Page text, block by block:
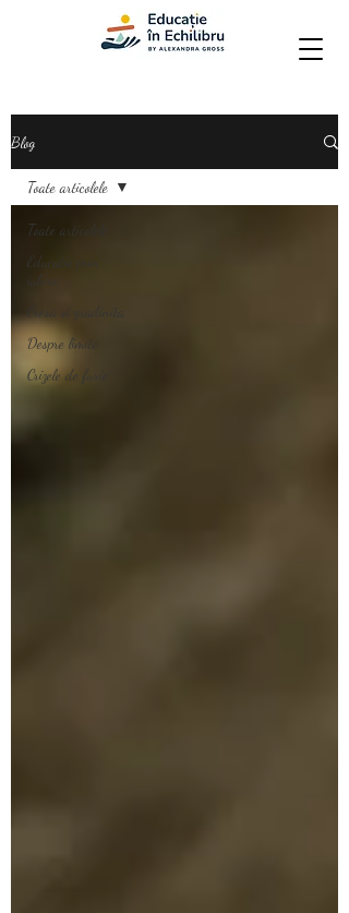
Blog
Toate articolele
Educatie prin
iubire
Despre limite
Crizele de furie
Toate articolele